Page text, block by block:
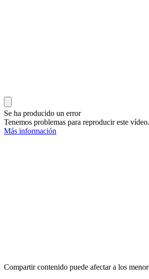
Se ha producido un error
Tenemos problemas para reproducir este vídeo.
Más información
Compartir contenido puede afectar a los